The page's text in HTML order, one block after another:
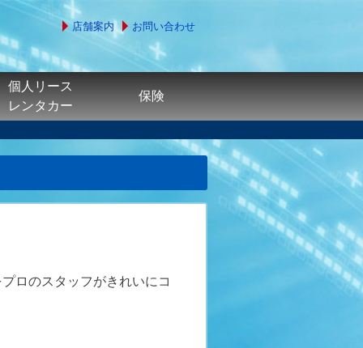
店舗案内 お問い合わせ
個人リース
レンタカー
保険
ロのスタッフがきれいにコ